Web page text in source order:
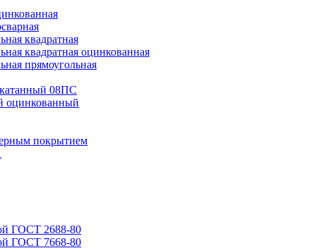
квадратная
квадратная оцинкованная
прямоугольная
08ПС
оцинкованный
покрытием
ГОСТ 2688-80
ГОСТ 7668-80